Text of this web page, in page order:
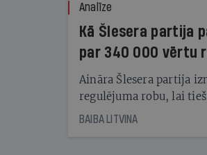
Analīze
Kā Šlesera partija
par 340 000 vērtu
kampaņu
Aināra Šlesera partija
regulējuma robu, lai
starta izreklamētos par
BAIBA LITVINA